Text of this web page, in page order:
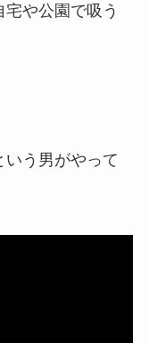
や公園で吸う
う男がやって